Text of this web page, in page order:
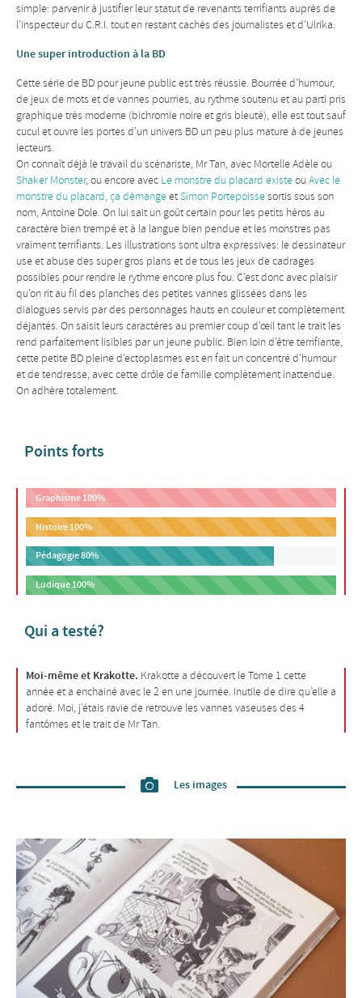
simple: parvenir à justifier leur statut de revenants terrifiants auprès de
l’inspecteur du C.R.I. tout en restant cachés des journalistes et d’Ulrika.
Une super introduction à la BD
Cette série de BD pour jeune public est très réussie. Bourrée d’humour,
de jeux de mots et de vannes pourries, au rythme soutenu et au parti pris
graphique très moderne (bichromie noire et gris bleuté), elle est tout sauf
cucul et ouvre les portes d’un univers BD un peu plus mature à de jeunes
lecteurs.
On connaît déjà le travail du scénariste, Mr Tan, avec Mortelle Adèle ou
Shaker Monster, ou encore avec Le monstre du placard existeouAvec le
monstre du placard, ça démangeetSimon Portepoissesortis sous son
nom, Antoine Dole. On lui sait un goût certain pour les petits héros au
caractère bien trempé et à la langue bien pendue et les monstres pas
vraiment terrifiants. Les illustrations sont ultra expressives: le dessinateur
use et abuse des super gros plans et de tous les jeux de cadrages
possibles pour rendre le rythme encore plus fou. C’est donc avec plaisir
qu’on rit au fil des planches des petites vannes glissées dans les
dialogues servis par des personnages hauts en couleur et complètement
déjantés. On saisit leurs caractères au premier coup d’œil tant le trait les
rend parfaitement lisibles par un jeune public. Bien loin d’être terrifiante,
cette petite BD pleine d’ectoplasmes est en fait un concentré d’humour
et de tendresse, avec cette drôle de famille complètement inattendue.
On adhère totalement.
Points forts
Graphisme100%
Histoire100%
Pédagogie80%
Ludique100%
Qui a testé?
Moi-même et Krakotte. Krakotte a découvert le Tome 1 cette
année et a enchainé avec le 2 en une journée. Inutile de dire qu’elle a
adoré. Moi, j’étais ravie de retrouve les vannes vaseuses des 4
fantômes et le trait de Mr Tan.
Les images